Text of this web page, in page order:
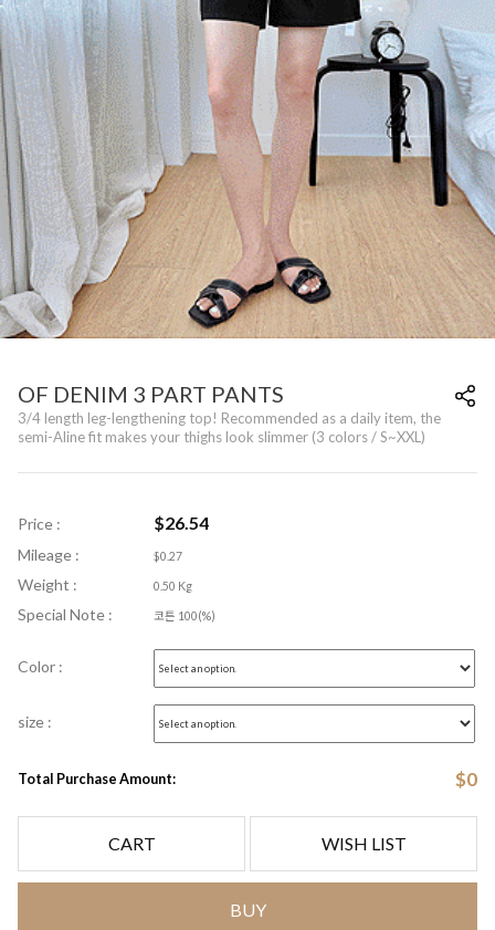
OF DENIM 3 PART PANTS
3/4 length leg-lengthening top! Recommended as a daily item, the
semi-Aline fit makes your thighs look slimmer (3 colors / S~XXL)
Price : $26.54
Mileage : $0.27
Weight : 0.50 Kg
Special Note : 코튼 100(%)
Color :
size :
Total Purchase Amount: $0
CART WISH LIST
BUY